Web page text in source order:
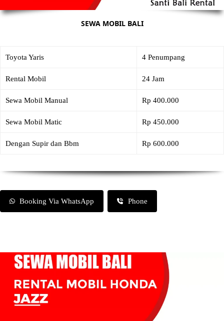
SEWA MOBIL BALI
Toyota Yaris 4 Penumpang
Rental Mobil 24 Jam
Sewa Mobil Manual Rp 400.000
Sewa Mobil Matic Rp 450.000
Dengan Supir dan Bbm Rp 600.000
Booking Via WhatsApp Phone